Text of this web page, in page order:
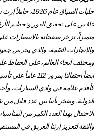
حلبات السباق
تنافس على تحقيق الفوز وتحطيم
متميزاً، تزخر صفحاته بالانتصارات
والإنجازات التقنية، والذي يحرص
أيضاً احتفالنا
كأقدم علامة في وادي السيارات،
الدولية. ونفخر بأننا بين عدد
الاحتفال بهذا العدد الكبير من
والثقة لتعزيز إرثنا العريق في